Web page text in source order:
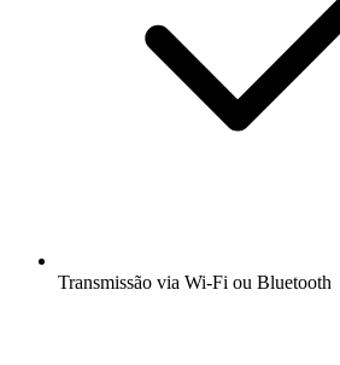
Transmissão via Wi-Fi ou Bluetooth